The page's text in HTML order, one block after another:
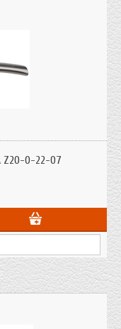
гальванической
Z20-0-22-07